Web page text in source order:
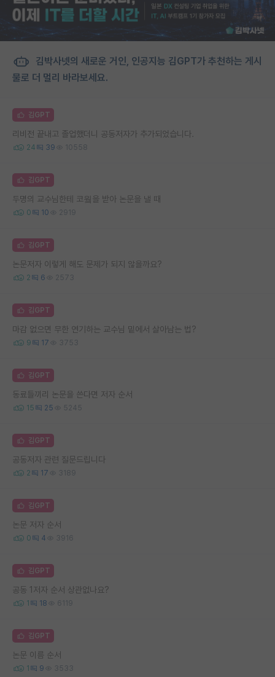
김박사넷의 새로운 거인, 인공지능 김GPT가 추천하는 게시
물로 더 멀리 바라보세요.
김GPT
리비전 끝내고 졸업했더니 공동저자가 추가되었습니다.
24 39 10558
김GPT
두명의 교수님한테 코웤을 받아 논문을 낼 때
0 10 2919
김GPT
논문저자 이렇게 해도 문제가 되지 않을까요?
2 6 2573
김GPT
마감 없으면 무한 연기하는 교수님 밑에서 살아남는 법?
9 17 3753
김GPT
동료들끼리 논문을 쓴다면 저자 순서
15 25 5245
김GPT
공동저자 관련 질문드립니다
2 17 3189
김GPT
논문 저자 순서
0 4 3916
김GPT
공동 1저자 순서 상관없나요?
1 18 6119
김GPT
논문 이름 순서
1 9 3533